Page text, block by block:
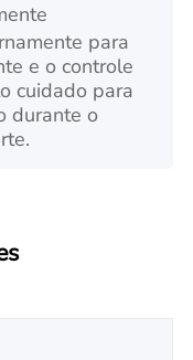
para
e o controle
cuidado para
durante o